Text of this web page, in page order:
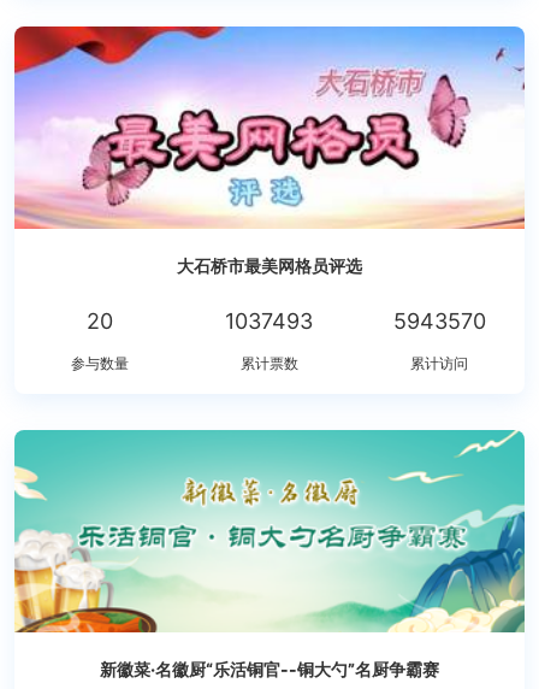
大石桥市最美网格员评选
20 1037493 5943570
参与数量 累计票数 累计访问
新徽菜·名徽厨“乐活铜官--铜大勺”名厨争霸赛